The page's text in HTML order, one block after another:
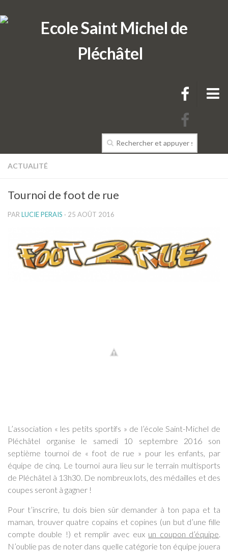
Le règlement intérieur de l’école
Conseil d’Établissement
L’OGEC
Les petits sportifs
Téléchargements
Contact
ACTUALITÉ
Tournoi de foot de rue
PAR LUCIE PERAIS · 25 AOÛT 2016
L’association « les petits sportifs » de l’école Saint-Michel de
Pléchâtel organise le samedi 10 septembre 201 6 son
septième tournoi de « foot de rue » pour les enfants, par
équipe de cinq. Le tournoi aura lieu sur le terrain multisports
de Pléchâtel à 13h30. De nombreux lots, des médailles et des
coupes seront à gagner !
Pour t’inscrire, tu dois bien sûr demander à ton papa et ta
maman, trouver quatre copains et copines (un but d’une fille
compte double !) et remplir avec eux un coupon d’équipe.
N’oublie pas de noter dans quelle catégorie ton équipe jouera